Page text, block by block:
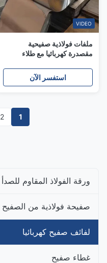
VIDEO
ملفات فولاذية صفيحية
مقصدرة كهربائيا مع طلاء
استفسر الآن
1
2
ورقة الفولاذ المقاوم للصدأ
صفيحة فولاذية من الصفيح
لفائف صفيح كهربائيا
غطاء صفيح